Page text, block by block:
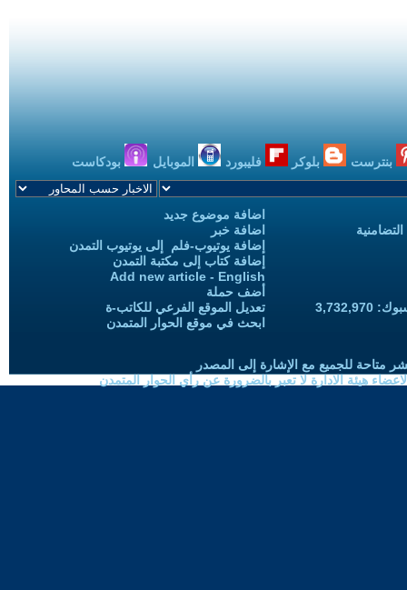
بنترست بلوكر فليبورد الموبايل بودكاست
اضافة موضوع جديد
اضافة خبر
إضافة يوتيوب-فلم إلى يوتيوب التمدن
إضافة كتاب إلى مكتبة التمدن
Add new article - English
أضف حملة
تعديل الموقع الفرعي للكاتب-ة
ابحث في موقع الحوار المتمدن
متاحة للجميع مع الإشارة إلى المصدر
هيئة الادارة لا تعبر بالضرورة عن رأي الحوار المتمدن